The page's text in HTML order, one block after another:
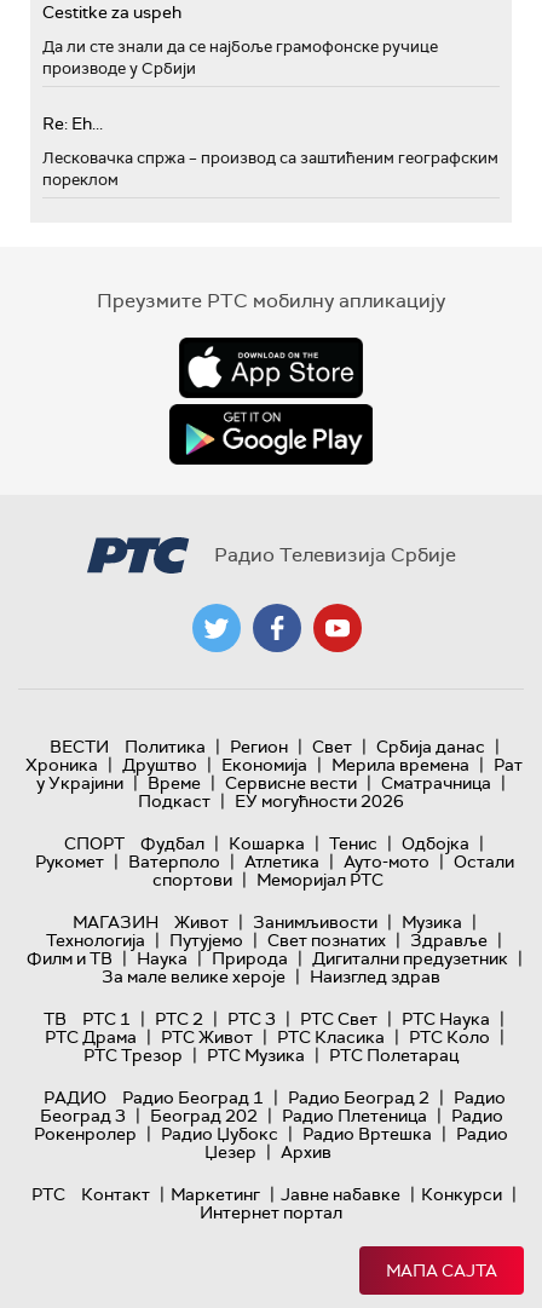
Cestitke za uspeh
Да ли сте знали да се најбоље грамофонске ручице
производе у Србији
Re: Eh...
Лесковачка спржа – производ са заштићеним географским
пореклом
Преузмите РТС мобилну апликацију
Радио Телевизија Србије
ВЕСТИ Политика | Регион | Свет | Србија данас |
Хроника | Друштво | Економија | Мерила времена | Рат
у Украјини | Време | Сервисне вести | Сматрачница |
Подкаст | ЕУ могућности 2026
СПОРТ
Фудбал | Кошарка | Тенис | Одбојка |
Рукомет | Ватерполо | Атлетика | Ауто-мото | Остали
спортови | Меморијал РТС
МАГАЗИН
Живот | Занимљивости | Музика |
Технологијa | Путујемо | Свет познатих | Здравље |
Филм и ТВ | Наука | Природа | Дигитални предузетник |
За мале велике хероје | Наизглед здрав
ТВ
РТС 1 | РТС 2 | РТС 3 | РТС Свет | РТС Наука |
РТС Драма | РТС Живот | РТС Класика | РТС Коло |
РТС Трезор | РТС Музика | РТС Полетарац
РАДИО
Радио Београд 1 | Радио Београд 2 | Радио
Београд 3 | Београд 202 | Радио Плетеница | Радио
Рокенролер | Радио Џубокс | Радио Вртешка | Радио
Џезер | Архив
РТС
Контакт | Маркетинг | Јавне набавке | Конкурси |
Интернет портал
МАПА САЈТА